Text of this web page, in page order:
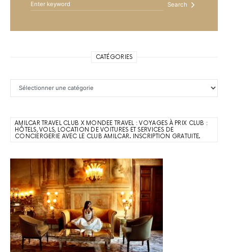
Search
CATÉGORIES
AMILCAR TRAVEL CLUB X MONDEE TRAVEL : VOYAGES À PRIX CLUB :
HÔTELS, VOLS, LOCATION DE VOITURES ET SERVICES DE
CONCIERGERIE AVEC LE CLUB AMILCAR. INSCRIPTION GRATUITE.